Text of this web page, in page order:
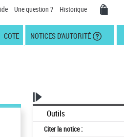
Une question ? Historique
COTE NOTICES D'AUTORITÉ
Outils
Citerla notice :